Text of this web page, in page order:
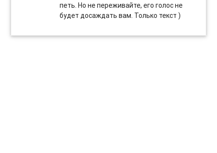
петь. Но не переживайте, его голос не
будет досаждать вам. Только текст )